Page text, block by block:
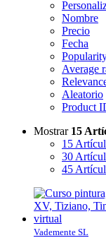
Nombre
Precio
Fecha
Average
Aleatorio
Product
Mostrar 15
15
30
45
Vademente SL